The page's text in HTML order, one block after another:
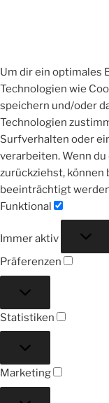
Um dir ein optimales
Technologien wie
speichern und/oder
Technologien
Surfverhalten oder
verarbeiten. Wenn
zurückziehst,
beeinträchtigt
Funktional
Immer aktiv
Präferenzen
Statistiken
Marketing